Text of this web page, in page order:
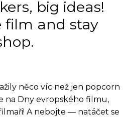
big ideas!
film and stay
něco víc než jen popcorn
na Dny evropského filmu,
A nebojte — natáčet se